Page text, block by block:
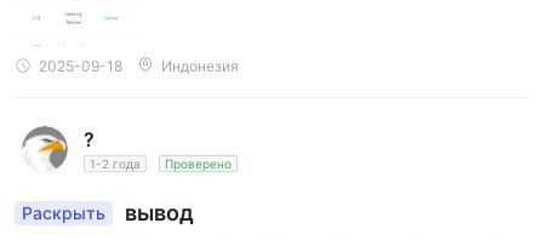
2025-09-18 Индонезия
?
1-2 года Проверено
Раскрыть вывод